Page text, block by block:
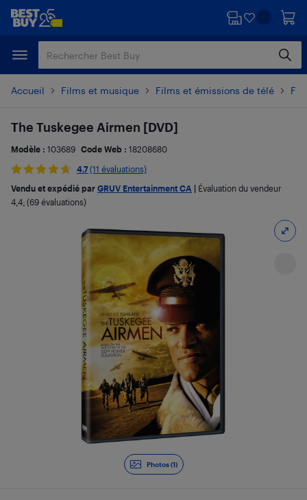
Passer
principal
Passer
Accueil Films et musique Films et émissions de télé
Photos (1)
The Tuskegee Airmen [DVD]
Modèle : 103689 Code Web : 18208680
4.7 (11 évaluations)
Vendu et expédié par GRUV Entertainment CA
Évaluation du vendeur
4,4; (69 évaluations)